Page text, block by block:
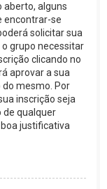
aberto, alguns
encontrar-se
solicitar sua
grupo necessitar
clicando no
aprovar a sua
mesmo. Por
inscrição seja
de qualquer
justificativa